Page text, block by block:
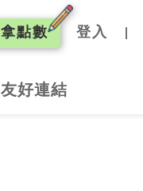
拿點數 登入
友好連結